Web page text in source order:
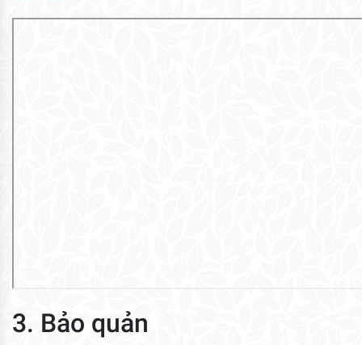
3. Bảo quản